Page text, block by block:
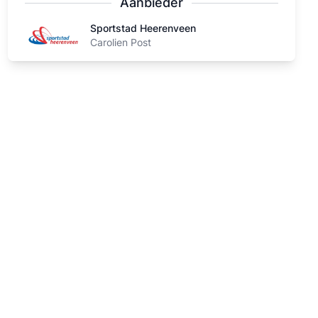
Sportstad Heerenveen
Sportstad Heerenveen
Carolien Post